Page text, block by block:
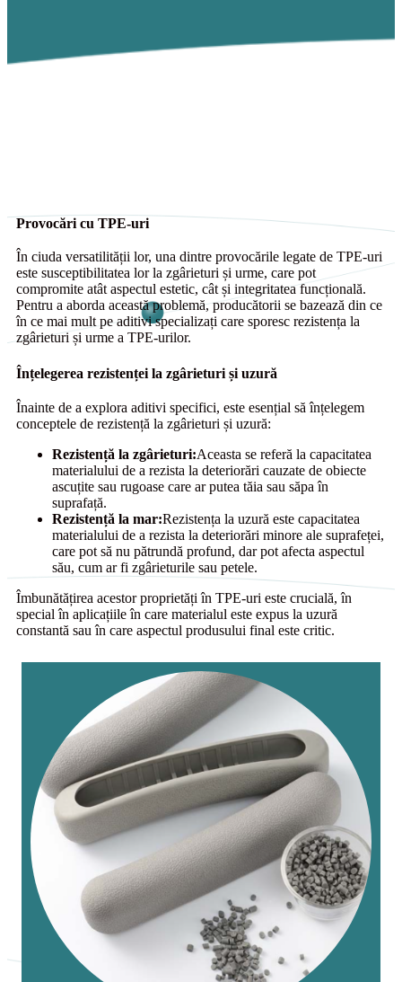
Provocări cu TPE-uri
În ciuda versatilității lor, una dintre provocările legate de TPE-uri
este susceptibilitatea lor la zgârieturi și urme, care pot
compromite atât aspectul estetic, cât și integritatea funcțională.
Pentru a aborda această problemă, producătorii se bazează din ce
în ce mai mult pe aditivi specializați care sporesc rezistența la
zgârieturi și urme a TPE-urilor.
Înțelegerea rezistenței la zgârieturi și uzură
Înainte de a explora aditivi specifici, este esențial să înțelegem
conceptele de rezistență la zgârieturi și uzură:
Rezistență la zgârieturi:Aceasta se referă la capacitatea
materialului de a rezista la deteriorări cauzate de obiecte
ascuțite sau rugoase care ar putea tăia sau săpa în
suprafață.
Rezistență la mar:Rezistența la uzură este capacitatea
materialului de a rezista la deteriorări minore ale suprafeței,
care pot să nu pătrundă profund, dar pot afecta aspectul
său, cum ar fi zgârieturile sau petele.
Îmbunătățirea acestor proprietăți în TPE-uri este crucială, în
special în aplicațiile în care materialul este expus la uzură
constantă sau în care aspectul produsului final este critic.